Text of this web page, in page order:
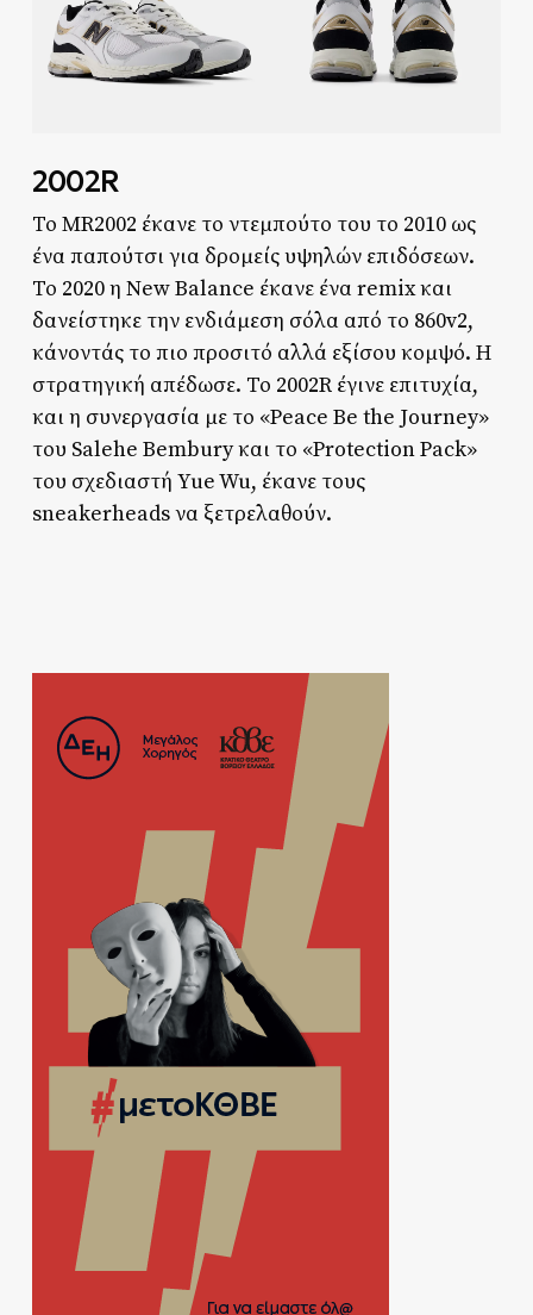
2002R
Το MR2002 έκανε το ντεμπούτο του το 2010 ως
ένα παπούτσι για δρομείς υψηλών επιδόσεων.
Το 2020 η New Balance έκανε ένα remix και
δανείστηκε την ενδιάμεση σόλα από το 860v2,
κάνοντάς το πιο προσιτό αλλά εξίσου κομψό. Η
στρατηγική απέδωσε. Το 2002R έγινε επιτυχία,
και η συνεργασία με το «Peace Be the Journey»
του Salehe Bembury και το «Protection Pack»
του σχεδιαστή Yue Wu, έκανε τους
sneakerheads να ξετρελαθούν.